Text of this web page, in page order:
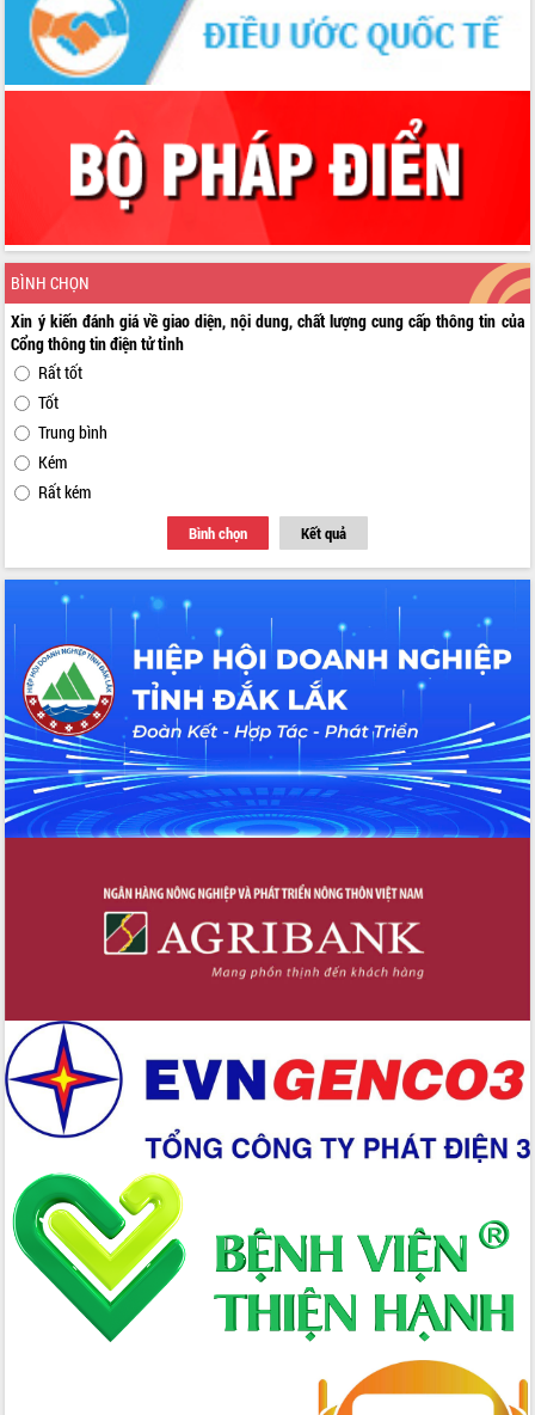
BÌNH CHỌN
Xin ý kiến đánh giá về giao diện, nội dung, chất lượng cung cấp thông tin của
Cổng thông tin điện tử tỉnh
Rất tốt
Tốt
Trung bình
Kém
Rất kém
Bình chọn Kết quả